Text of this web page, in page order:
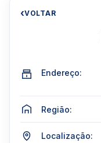
‹VOLTAR
Endereço:
Região:
Localização: